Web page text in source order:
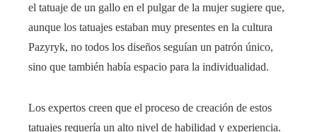
el tatuaje de un gallo en el pulgar de la mujer sugiere que,
aunque los tatuajes estaban muy presentes en la cultura
Pazyryk, no todos los diseños seguían un patrón único,
sino que también había espacio para la individualidad.
Los expertos creen que el proceso de creación de estos
tatuajes requería un alto nivel de habilidad y experiencia.